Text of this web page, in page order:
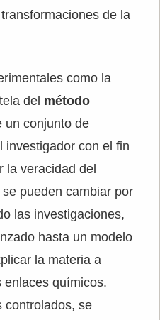
de la
como la
del método
un conjunto de
investigador con el fin
la veracidad del
pueden cambiar por
las investigaciones,
hasta un modelo
la materia a
enlaces químicos.
controlados, se